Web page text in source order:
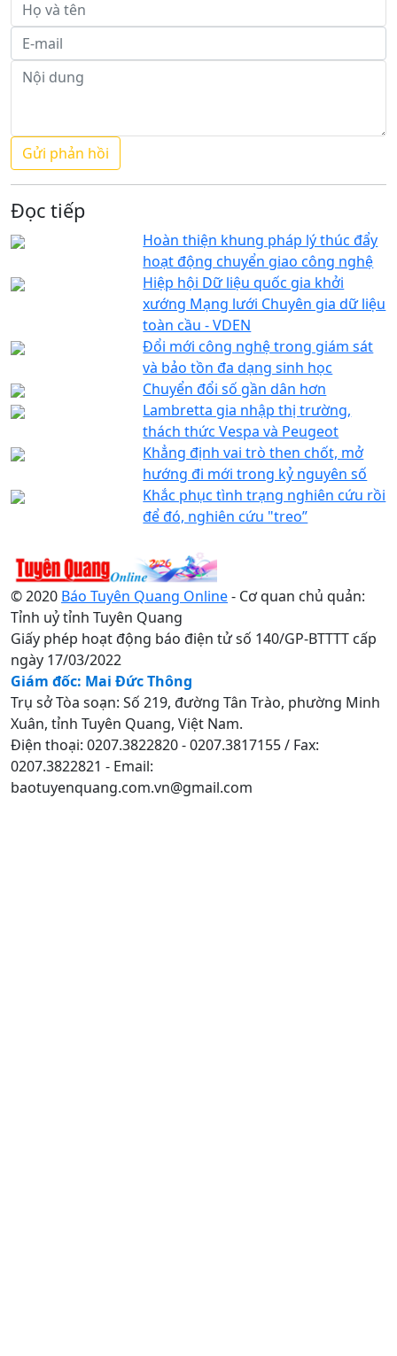
Đọc tiếp
Hoàn thiện khung pháp lý thúc đẩy
hoạt động chuyển giao công nghệ
Hiệp hội Dữ liệu quốc gia khởi
xướng Mạng lưới Chuyên gia dữ liệu
toàn cầu - VDEN
Đổi mới công nghệ trong giám sát
và bảo tồn đa dạng sinh học
Chuyển đổi số gần dân hơn
Lambretta gia nhập thị trường,
thách thức Vespa và Peugeot
Khẳng định vai trò then chốt, mở
hướng đi mới trong kỷ nguyên số
Khắc phục tình trạng nghiên cứu rồi
để đó, nghiên cứu "treo”
© 2020 Báo Tuyên Quang Online- Cơ quan chủ quản:
Tỉnh uỷ tỉnh Tuyên Quang
Giấy phép hoạt động báo điện tử số 140/GP-BTTTT cấp
ngày 17/03/2022
Giám đốc: Mai Đức Thông
Trụ sở Tòa soạn: Số 219, đường Tân Trào, phường Minh
Xuân, tỉnh Tuyên Quang, Việt Nam.
Điện thoại: 0207.3822820 - 0207.3817155 / Fax:
0207.3822821 - Email:
baotuyenquang.com.vn@gmail.com